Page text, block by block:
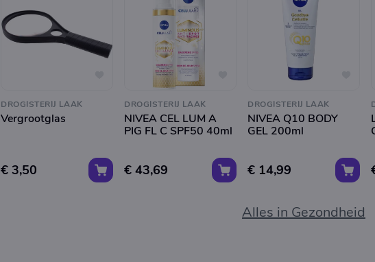
DROGISTERIJ LAAK
Vergrootglas
€ 3,50
DROGISTERIJ LAAK
NIVEA CEL LUM A
PIG FL C SPF50 40ml
€ 43,69
DROGISTERIJ LAAK
NIVEA Q10 BODY
GEL 200ml
€ 14,99
Alles in Gezondheid